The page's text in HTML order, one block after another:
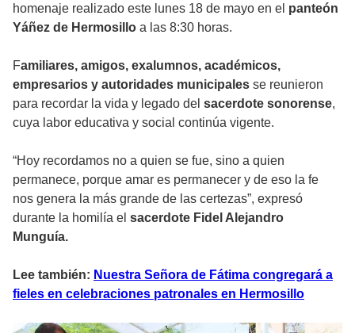
homenaje realizado este lunes 18 de mayo en el panteón
Yáñez de Hermosillo a las 8:30 horas.
Familiares, amigos, exalumnos, académicos,
empresarios y autoridades municipales se reunieron
para recordar la vida y legado del sacerdote sonorense,
cuya labor educativa y social continúa vigente.
“Hoy recordamos no a quien se fue, sino a quien
permanece, porque amar es permanecer y de eso la fe
nos genera la más grande de las certezas”, expresó
durante la homilía el sacerdote Fidel Alejandro
Munguía.
Lee también: Nuestra Señora de Fátima congregará a
fieles en celebraciones patronales en Hermosillo